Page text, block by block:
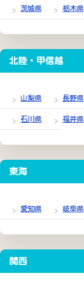
茨城県 栃木県
北陸・甲信越
山梨県 長野県
石川県 福井県
東海
愛知県 岐阜県
関西